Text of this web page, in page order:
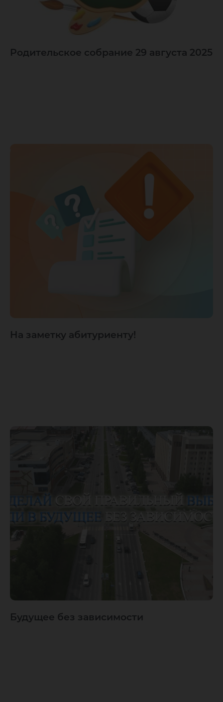
Родительское собрание 29 августа 2025
На заметку абитуриенту!
Будущее без зависимости